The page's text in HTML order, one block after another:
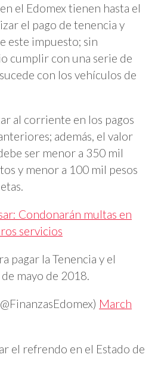
el Edomex tienen hasta el
el pago de tenencia y
este impuesto; sin
cumplir con una serie de
con los vehículos de
al corriente en los pagos
además, el valor
ser menor a 350 mil
y menor a 100 mil pesos
Condonarán multas en
servicios
pagar la Tenencia y el
mayo de 2018.
March
el refrendo en el Estado de